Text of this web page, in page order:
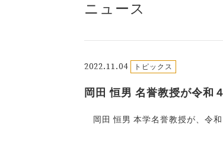
ニュース
2022.11.04 トピックス
岡田 恒男 名誉教授が令
岡田 恒男 本学名誉教授が、令